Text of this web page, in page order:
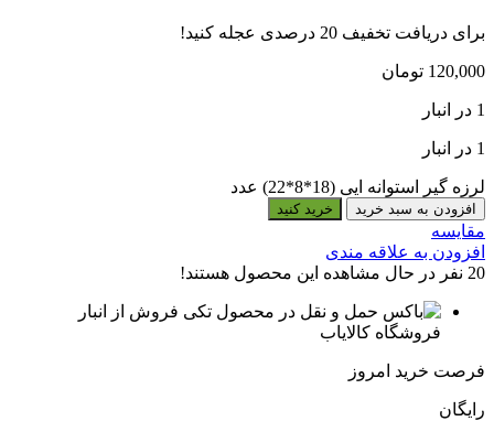
برای دریافت تخفیف 20 درصدی عجله کنید!
120,000 تومان
1 در انبار
1 در انبار
لرزه گیر استوانه ایی (18*8*22) عدد
افزودن به سبد خرید خرید کنید
مقایسه
افزودن به علاقه مندی
20 نفر در حال مشاهده این محصول هستند!
فروش از انبار
فروشگاه کالایاب
فرصت خرید امروز
رایگان